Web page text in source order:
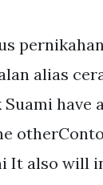
alias
have
It also will